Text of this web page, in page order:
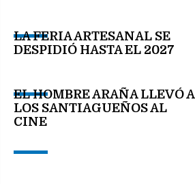
LA FERIA ARTESANAL SE
DESPIDIÓ HASTA EL 2027
EL HOMBRE ARAÑA LLEVÓ A
LOS SANTIAGUEÑOS AL
CINE